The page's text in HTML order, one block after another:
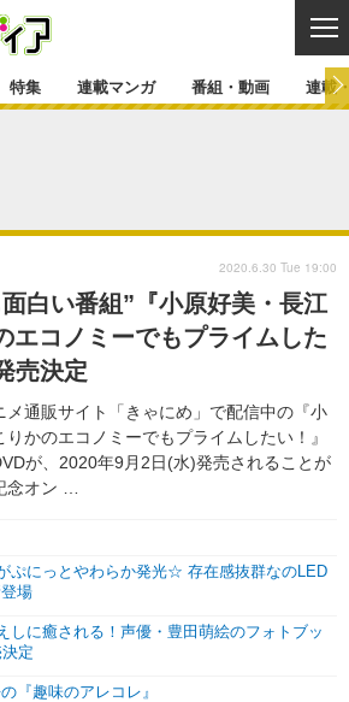
マンガ
イベント
新帝スタ
カバー
連載一覧
ラジオ
せ
特集 連載マンガ 番組・動画 連載
白い番組”『小原好美・長江
コノミーでもプライムした
売決定
メ通販サイト「きゃにめ」で配信中の『小
かのエコノミーでもプライムしたい！』
が、2020年9月2日(水)発売されることが
念オン …
ぷにっとやわらか発光☆ 存在感抜群なのLED
場
しに癒される！声優・豊田萌絵のフォトブッ
定
『趣味のアレコレ』
2020.6.30 Tue 19:00